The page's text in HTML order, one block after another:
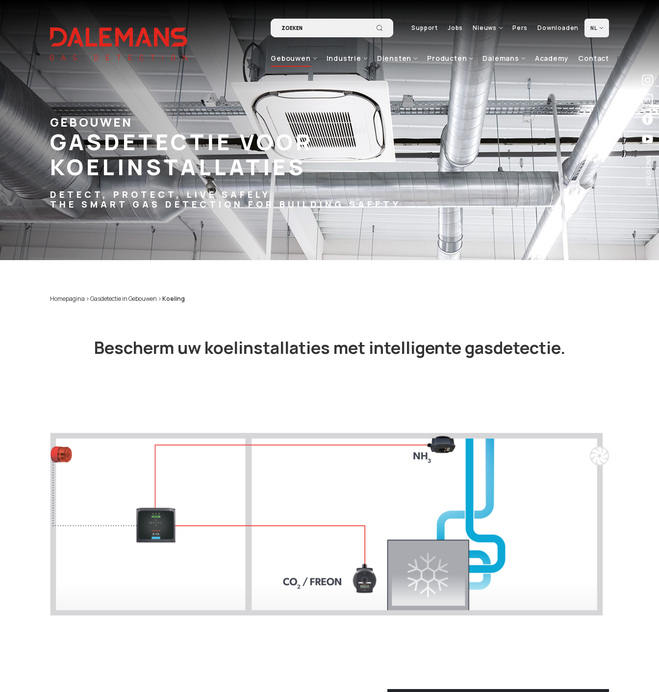
Support Jobs Nieuws Pers Downloaden NL
Gebouwen Industrie Diensten Producten Dalemans Academy Contact
GEBOUWEN
GASDETECTIE VOOR
KOELINSTALLATIES
DETECT, PROTECT, LIVE SAFELY
THE SMART GAS DETECTION FOR BUILDING SAFETY
VOLG ONS
Homepagina >Gasdetectie in Gebouwen >Koeling
Bescherm uw koelinstallaties met intelligente gasdetectie.